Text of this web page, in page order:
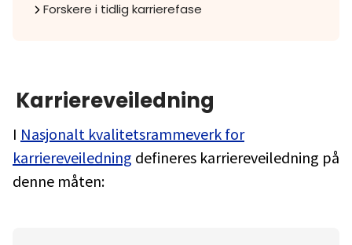
Forskere i tidlig karrierefase
Karriereveiledning
I Nasjonalt kvalitetsrammeverk for
karriereveiledning defineres karriereveiledning på
denne måten: